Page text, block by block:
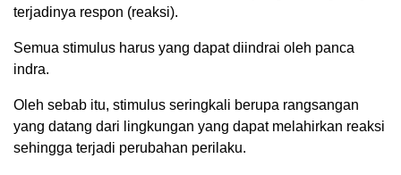
terjadinya respon (reaksi).
Semua stimulus harus yang dapat diindrai oleh panca
indra.
Oleh sebab itu, stimulus seringkali berupa rangsangan
yang datang dari lingkungan yang dapat melahirkan reaksi
sehingga terjadi perubahan perilaku.